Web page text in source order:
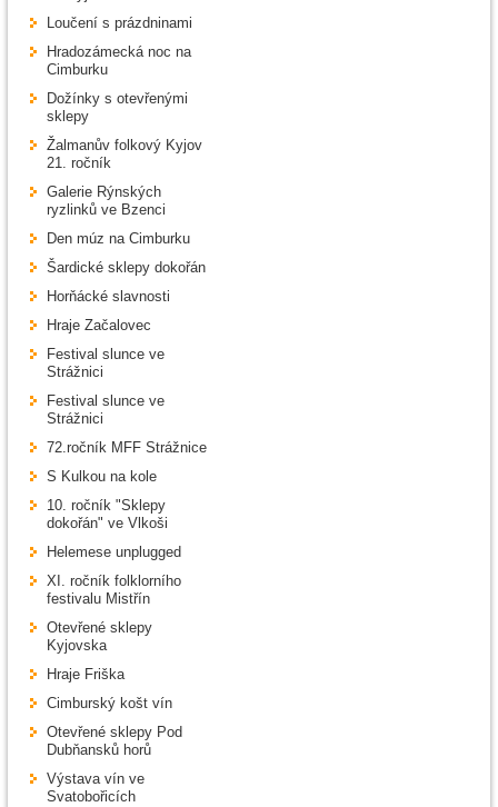
Loučení s prázdninami
Hradozámecká noc na
Cimburku
Dožínky s otevřenými
sklepy
Žalmanův folkový Kyjov
21. ročník
Galerie Rýnských
ryzlinků ve Bzenci
Den múz na Cimburku
Šardické sklepy dokořán
Horňácké slavnosti
Hraje Začalovec
Festival slunce ve
Strážnici
Festival slunce ve
Strážnici
72.ročník MFF Strážnice
S Kulkou na kole
10. ročník "Sklepy
dokořán" ve Vlkoši
Helemese unplugged
XI. ročník folklorního
festivalu Mistřín
Otevřené sklepy
Kyjovska
Hraje Friška
Cimburský košt vín
Otevřené sklepy Pod
Dubňansků horů
Výstava vín ve
Svatobořicích